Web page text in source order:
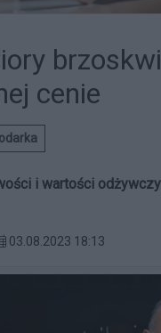
cenie
i wartości
03.08.2023 18:13